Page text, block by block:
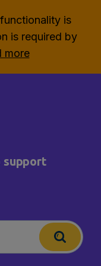
is
is required by
more
support